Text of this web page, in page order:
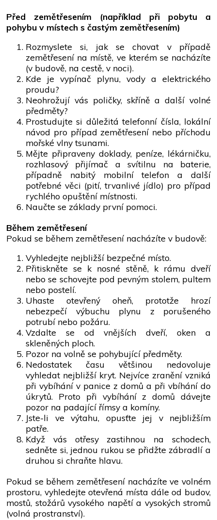
Před zemětřesením (například při pobytu a
pohybu v místech s častým zemětřesením)
Rozmyslete si, jak se chovat v případě
zemětřesení na místě, ve kterém se nacházíte
(v budově, na cestě, v noci).
Kde je vypínač plynu, vody a elektrického
proudu?
Neohrožují vás poličky, skříně a další volné
předměty?
Prostudujte si důležitá telefonní čísla, lokální
návod pro případ zemětřesení nebo příchodu
mořské vlny tsunami.
Mějte připraveny doklady, peníze, lékárničku,
rozhlasový přijímač a svítilnu na baterie,
případně nabitý mobilní telefon a další
potřebné věci (pití, trvanlivé jídlo) pro případ
rychlého opuštění místnosti.
Naučte se základy první pomoci.
Během zemětřesení
Pokud se během zemětřesení nacházíte v budově:
Vyhledejte nejbližší bezpečné místo.
Přitiskněte se k nosné stěně, k rámu dveří
nebo se schovejte pod pevným stolem, pultem
nebo postelí.
Uhaste otevřený oheň, prototže hrozí
nebezpečí výbuchu plynu z porušeného
potrubí nebo požáru.
Vzdalte se od vnějších dveří, oken a
skleněných ploch.
Pozor na volně se pohybující předměty.
Nedostatek času většinou nedovoluje
vyhledat nejbližší kryt. Nejvíce zranění vzniká
při vybíhání v panice z domů a při vbíhání do
úkrytů. Proto při vybíhání z domů dávejte
pozor na padající římsy a komíny.
Jste-li ve výtahu, opusťte jej v nejbližším
patře.
Když vás otřesy zastihnou na schodech,
sedněte si, jednou rukou se přidžte zábradlí a
druhou si chraňte hlavu.
Pokud se během zemětřesení nacházíte ve volném
prostoru, vyhledejte otevřená místa dále od budov,
mostů, stožárů vysokého napětí a vysokých stromů
(volná prostranství).